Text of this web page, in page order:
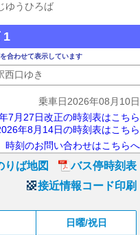
ゆうひろば
1
合わせて表示しています
西口ゆき
乗車日2026年08月10日
7月27日改正の時刻表はこちら
年8月14日の時刻表はこちら
時刻のお問い合わせはこちらへ
りば地図
バス停時刻表
接近情報コード印刷
日曜/祝日